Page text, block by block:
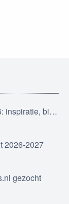
SummerEvent / Lerarendag 2026: inspiratie, bijscholing en ontmoeting
2026-2027
gezocht